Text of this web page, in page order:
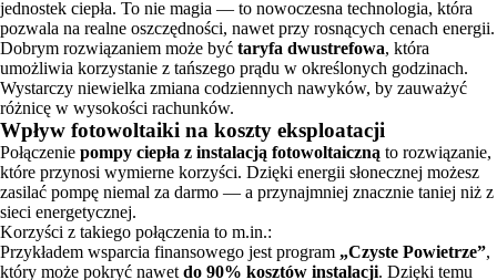
jednostek ciepła. To nie magia — to nowoczesna technologia, która
pozwala na realne oszczędności, nawet przy rosnących cenach energii.
Dobrym rozwiązaniem może być taryfa dwustrefowa, która
umożliwia korzystanie z tańszego prądu w określonych godzinach.
Wystarczy niewielka zmiana codziennych nawyków, by zauważyć
różnicę w wysokości rachunków.
Wpływ fotowoltaiki na koszty eksploatacji
Połączenie pompy ciepła z instalacją fotowoltaiczną to rozwiązanie,
które przynosi wymierne korzyści. Dzięki energii słonecznej możesz
zasilać pompę niemal za darmo — a przynajmniej znacznie taniej niż z
sieci energetycznej.
Korzyści z takiego połączenia to m.in.:
Przykładem wsparcia finansowego jest program „Czyste Powietrze”,
który może pokryć nawet do 90% kosztów instalacji. Dzięki temu